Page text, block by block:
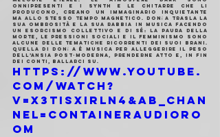
onnipresenti e i synth e le chitarre che li
producono, creano un immaginario inquietante
ma allo stesso tempo magnetico. Donı̈ a trasla la
sua ombrosità e la sua rabbia in musica facendo
un esorcismo collettivo e di sé: la paura della
morte, le pressioni sociali e il femminismo sono
alcune delle tematiche ricorrenti dei suoi brani.
Quella di Donı̈ a è musica per alleggerire il peso
dell’ansia post-moderna, prenderne atto e, in fin
dei conti, ballarci su.
https://www.youtube.
com/watch?
v=x3TisXIrln4&ab_chan
nel=ContainerAudioRo
om